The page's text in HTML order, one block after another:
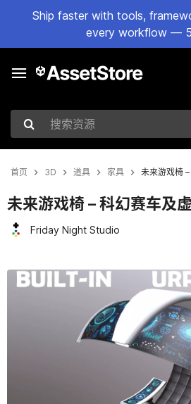
Ship faster with tools,
every workflow —
搜索资源
首页 3D 道具 家具 未来游戏椅
未来游戏椅 – 科幻赛车及
Friday Night Studio
当前幻灯片：1 / 8